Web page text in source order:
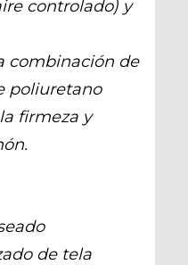
controlado) y
combinación de
poliuretano
firmeza y
de tela